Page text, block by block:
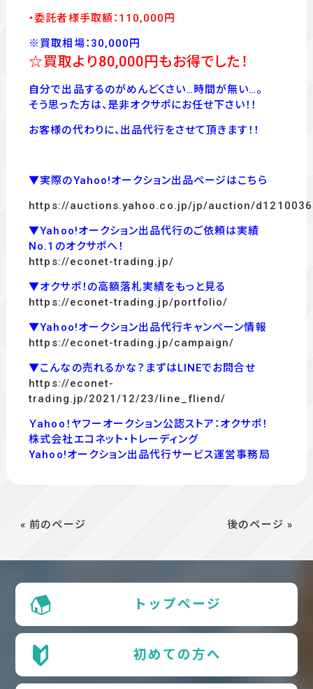
・委託者様手取額：110,000 円
※買取相場：30,000円
☆買取より80,000円もお得でした！
自分で出品するのがめんどくさい…時間が無い…。
そう思った方は、是非オクサポにお任せ下さい！！
お客様の代わりに、出品代行をさせて頂きます！！
▼実際のYahoo!オークション出品ページはこちら
https://auctions.yahoo.co.jp/jp/auction/
▼Yahoo!オークション出品代行のご依頼は実績
No.1のオクサポへ！
https://econet-trading.jp/
▼オクサポ！の高額落札実績をもっと見る
https://econet-trading.jp/portfolio/
▼Yahoo!オークション出品代行キャンペーン情報
https://econet-trading.jp/campaign/
▼こんなの売れるかな？まずはLINEでお問合せ
https://econet-
trading.jp/2021/12/23/line_fliend/
Ｙahoo！ヤフーオークション公認ストア：オクサポ！
株式会社エコネット・トレーディング
Yahoo!オークション出品代行サービス運営事務局
« 前のページ 後のページ »
トップページ
初めての方へ